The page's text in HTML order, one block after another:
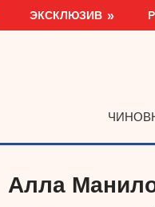
ЭКСКЛЮЗИВ
Алла